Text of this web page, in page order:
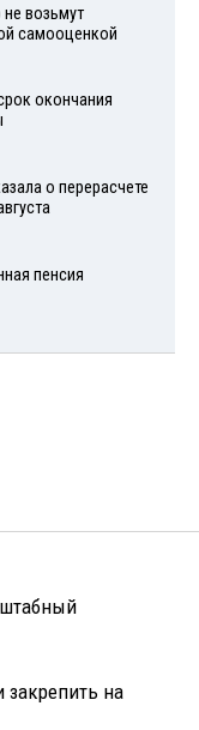
возьмут
самооценкой
окончания
о перерасчете
пенсия
закрепить на